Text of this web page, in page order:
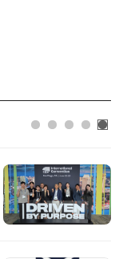
로옴세
로옴,
라헤르